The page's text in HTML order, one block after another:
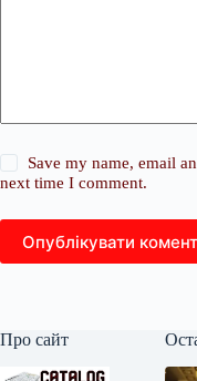
Save my name, email
next time I comment.
Опублікувати
Про сайт